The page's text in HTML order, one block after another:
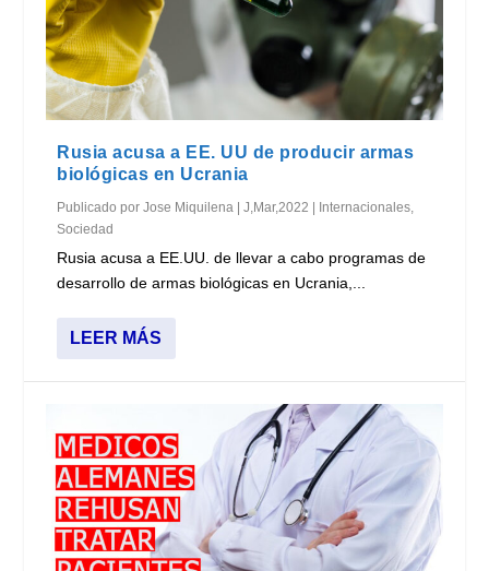
Rusia acusa a EE. UU de producir armas
biológicas en Ucrania
Publicado porJose Miquilena |J,Mar,2022 Internacionales,
Sociedad
Rusia acusa a EE.UU. de llevar a cabo programas de
desarrollo de armas biológicas en Ucrania,...
LEER MÁS